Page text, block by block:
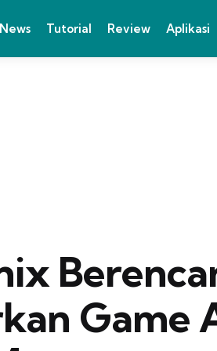
News Tutorial Review Aplikasi
Game